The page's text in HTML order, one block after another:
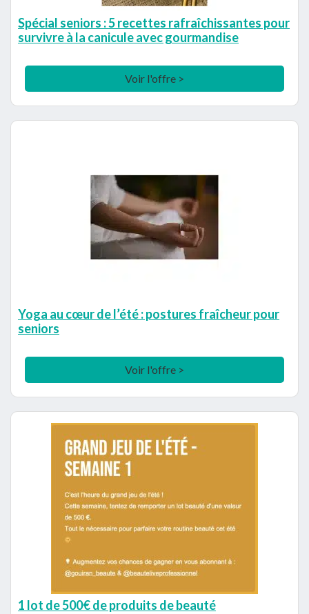
Spécial seniors : 5 recettes rafraîchissantes pour
survivre à la canicule avec gourmandise
Voir l'offre >
Yoga au cœur de l’été : postures fraîcheur pour
seniors
Voir l'offre >
1 lot de 500€ de produits de beauté